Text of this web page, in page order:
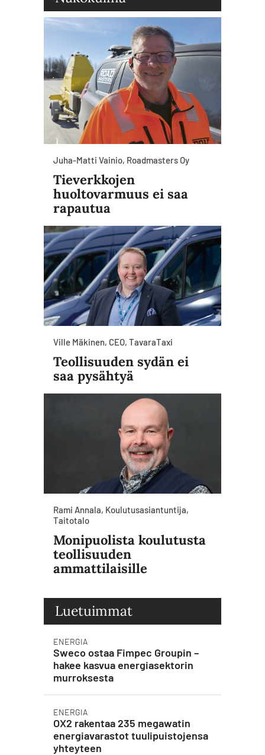
Juha-Matti Vainio, Roadmasters Oy
Tieverkkojen
huoltovarmuus ei saa
rapautua
Ville Mäkinen, CEO, TavaraTaxi
Teollisuuden sydän ei
saa pysähtyä
Rami Annala, Koulutusasiantuntija,
Taitotalo
Monipuolista koulutusta
teollisuuden
ammattilaisille
Luetuimmat
ENERGIA
Sweco ostaa Fimpec Groupin –
hakee kasvua energiasektorin
murroksesta
ENERGIA
OX2 rakentaa 235 megawatin
energiavarastot tuulipuistojensa
yhteyteen